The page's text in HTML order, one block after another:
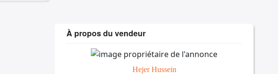
À propos du vendeur
Hejer Hussein